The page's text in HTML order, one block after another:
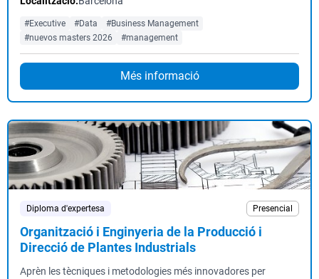
#Executive #Data
#Business Management
#nuevos masters 2026
#management
Més informació
Diploma d'expertesa Presencial
Organització i Enginyeria de la Producció i
Direcció de Plantes Industrials
Aprèn les tècniques i metodologies més innovadores per